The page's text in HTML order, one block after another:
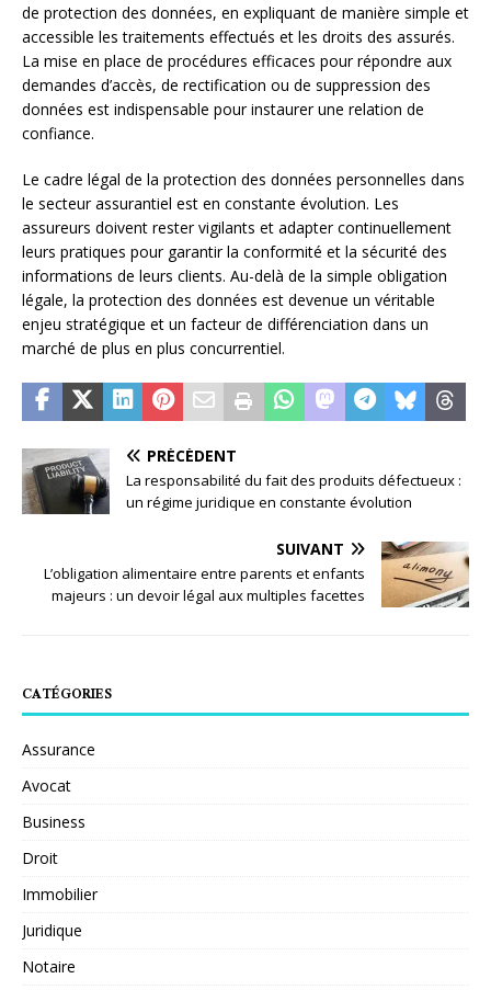
de protection des données, en expliquant de manière simple et
accessible les traitements effectués et les droits des assurés.
La mise en place de procédures efficaces pour répondre aux
demandes d’accès, de rectification ou de suppression des
données est indispensable pour instaurer une relation de
confiance.
Le cadre légal de la protection des données personnelles dans
le secteur assurantiel est en constante évolution. Les
assureurs doivent rester vigilants et adapter continuellement
leurs pratiques pour garantir la conformité et la sécurité des
informations de leurs clients. Au-delà de la simple obligation
légale, la protection des données est devenue un véritable
enjeu stratégique et un facteur de différenciation dans un
marché de plus en plus concurrentiel.
PRÉCÉDENT
La responsabilité du fait des produits défectueux :
un régime juridique en constante évolution
SUIVANT
L’obligation alimentaire entre parents et enfants
majeurs : un devoir légal aux multiples facettes
CATÉGORIES
Assurance
Avocat
Business
Droit
Immobilier
Juridique
Notaire